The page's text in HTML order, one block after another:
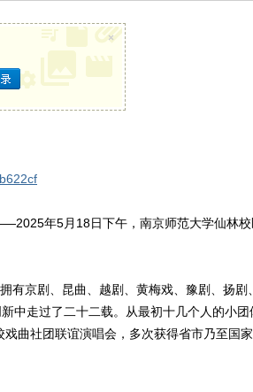
×
年5月18日下午，南京师范大学仙林
京剧、昆曲、越剧、黄梅戏、豫剧、扬
中走过了二十二载。从最初十几个人的小
曲社团联谊演唱会，多次获得省市乃至国